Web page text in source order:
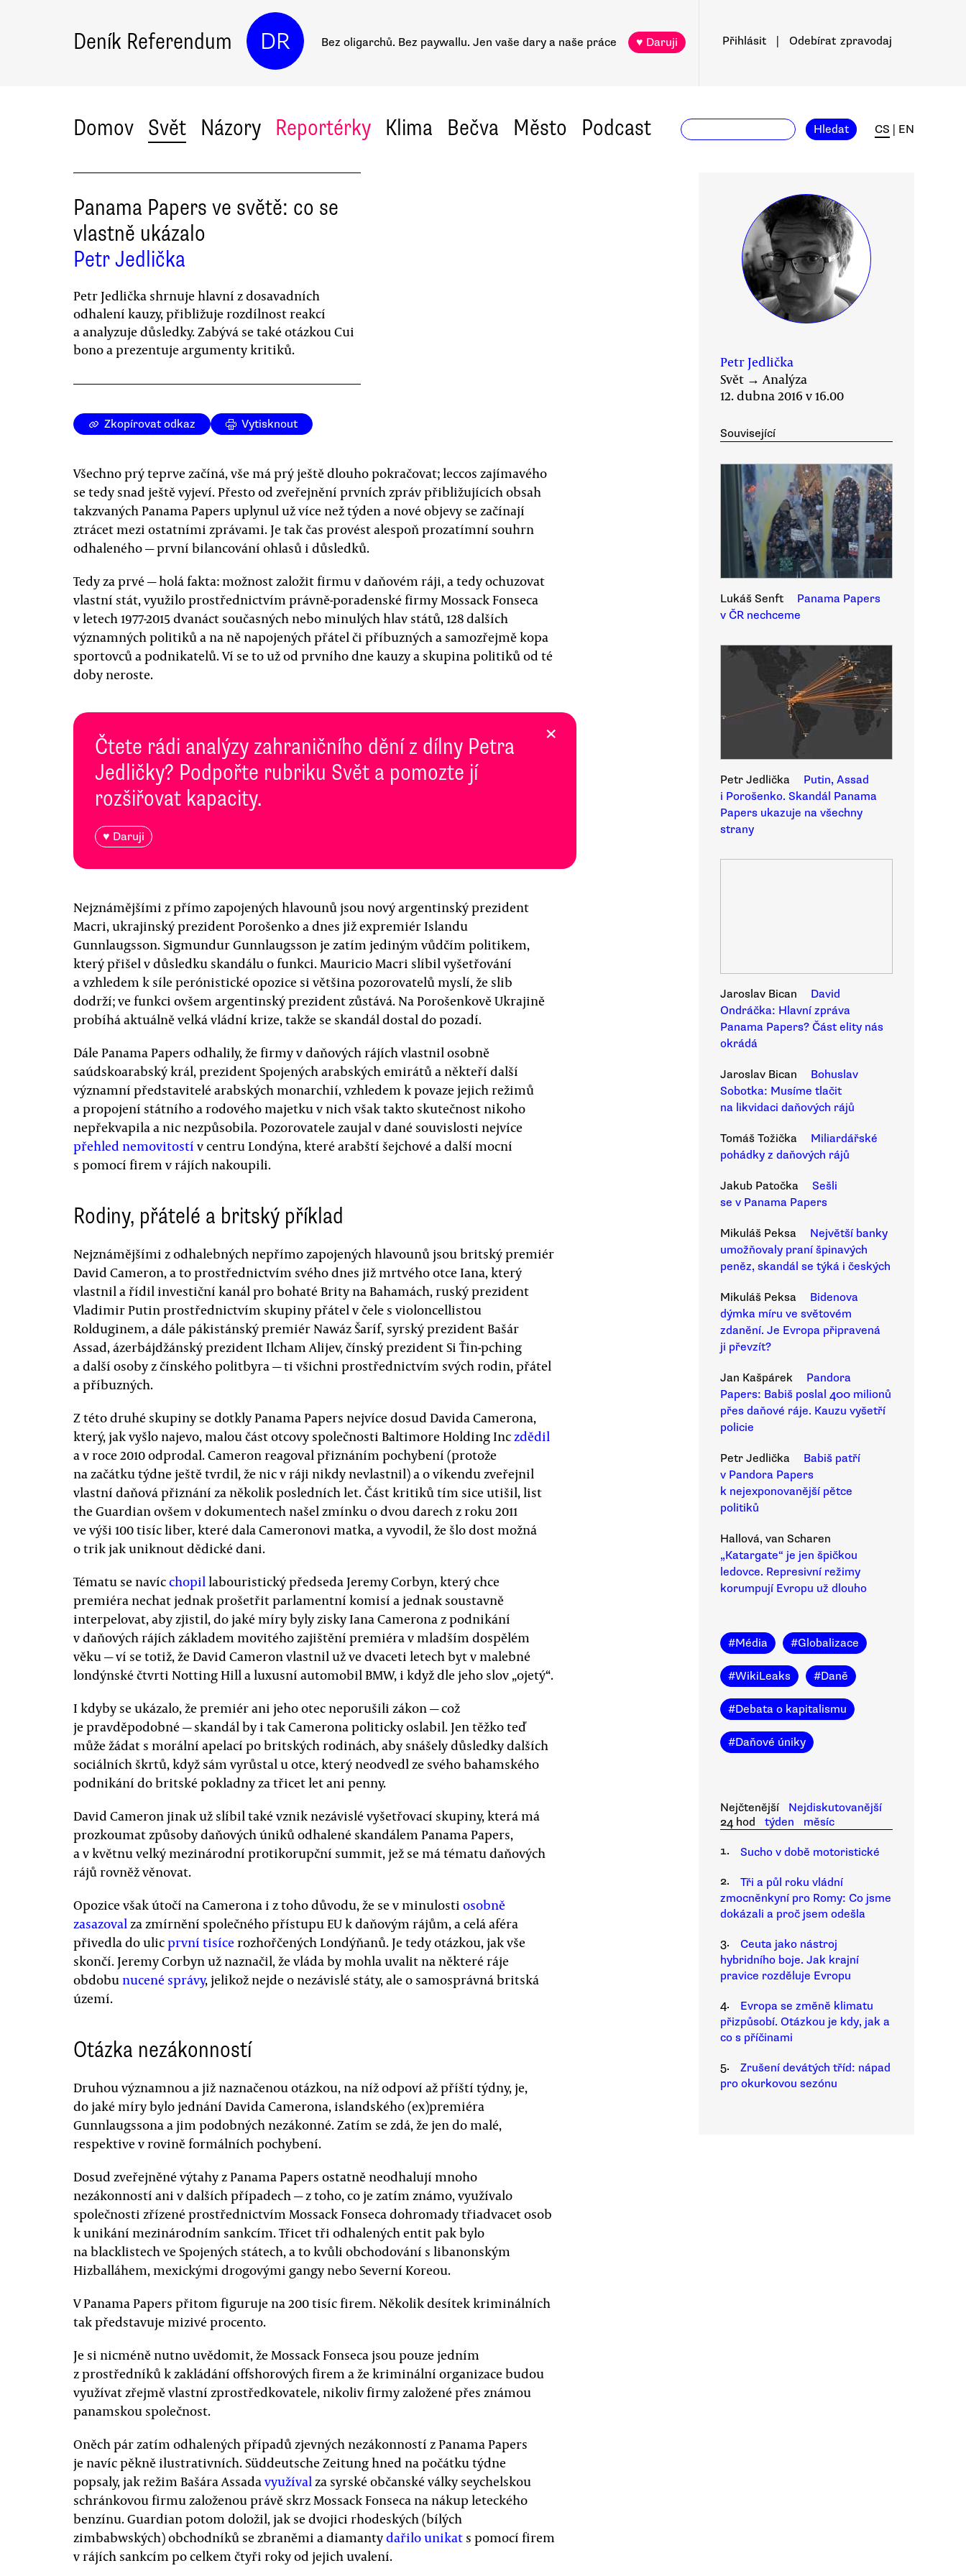
Deník Referendum DR Bez oligarchů. Bez paywallu. Jen vaše dary a naše práce ♥ Daruji Přihlásit Odebírat zpravodaj
Domov Svět Názory Reportérky Klima Bečva Město Podcast Hledat CS EN
Panama Papers ve světě: co se
vlastně ukázalo
Petr Jedlička
Petr Jedlička shrnuje hlavní z dosavadních
odhalení kauzy, přibližuje rozdílnost reakcí
a analyzuje důsledky. Zabývá se také otázkou Cui
bono a prezentuje argumenty kritiků.
Zkopírovat odkaz Vytisknout
Všechno prý teprve začíná, vše má prý ještě dlouho pokračovat; leccos zajímavého
se tedy snad ještě vyjeví. Přesto od zveřejnění prvních zpráv přibližujících obsah
takzvaných Panama Papers uplynul už více než týden a nové objevy se začínají
ztrácet mezi ostatními zprávami. Je tak čas provést alespoň prozatímní souhrn
odhaleného — první bilancování ohlasů i důsledků.
Tedy za prvé — holá fakta: možnost založit firmu v daňovém ráji, a tedy ochuzovat
vlastní stát, využilo prostřednictvím právně-poradenské firmy Mossack Fonseca
v letech 1977-2015 dvanáct současných nebo minulých hlav států, 128 dalších
významných politiků a na ně napojených přátel či příbuzných a samozřejmě kopa
sportovců a podnikatelů. Ví se to už od prvního dne kauzy a skupina politiků od té
doby neroste.
Čtete rádi analýzy zahraničního dění z dílny Petra
Jedličky? Podpořte rubriku Svět a pomozte jí
rozšiřovat kapacity.
♥ Daruji
×
Nejznámějšími z přímo zapojených hlavounů jsou nový argentinský prezident
Macri, ukrajinský prezident Porošenko a dnes již expremiér Islandu
Gunnlaugsson. Sigmundur Gunnlaugsson je zatím jediným vůdčím politikem,
který přišel v důsledku skandálu o funkci. Mauricio Macri slíbil vyšetřování
a vzhledem k síle perónistické opozice si většina pozorovatelů myslí, že slib
dodrží; ve funkci ovšem argentinský prezident zůstává. Na Porošenkově Ukrajině
probíhá aktuálně velká vládní krize, takže se skandál dostal do pozadí.
Dále Panama Papers odhalily, že firmy v daňových rájích vlastnil osobně
saúdskoarabský král, prezident Spojených arabských emirátů a někteří další
významní představitelé arabských monarchií, vzhledem k povaze jejich režimů
a propojení státního a rodového majetku v nich však takto skutečnost nikoho
nepřekvapila a nic nezpůsobila. Pozorovatele zaujal v dané souvislosti nejvíce
přehled nemovitostí v centru Londýna, které arabští šejchové a další mocní
s pomocí firem v rájích nakoupili.
Rodiny, přátelé a britský příklad
Nejznámějšími z odhalebných nepřímo zapojených hlavounů jsou britský premiér
David Cameron, a to prostřednictvím svého dnes již mrtvého otce Iana, který
vlastnil a řídil investiční kanál pro bohaté Brity na Bahamách, ruský prezident
Vladimir Putin prostřednictvím skupiny přátel v čele s violoncellistou
Rolduginem, a dále pákistánský premiér Nawáz Šaríf, syrský prezident Bašár
Assad, ázerbájdžánský prezident Ilcham Alijev, čínský prezident Si Ťin-pching
a další osoby z čínského politbyra — ti všichni prostřednictvím svých rodin, přátel
a příbuzných.
Z této druhé skupiny se dotkly Panama Papers nejvíce dosud Davida Camerona,
který, jak vyšlo najevo, malou část otcovy společnosti Baltimore Holding Inczdědil
a v roce 2010 odprodal. Cameron reagoval přiznáním pochybení (protože
na začátku týdne ještě tvrdil, že nic v ráji nikdy nevlastnil) a o víkendu zveřejnil
vlastní daňová přiznání za několik posledních let. Část kritiků tím sice utišil, list
the Guardian ovšem v dokumentech našel zmínku o dvou darech z roku 2011
ve výši 100 tisíc liber, které dala Cameronovi matka, a vyvodil, že šlo dost možná
o trik jak uniknout dědické dani.
Tématu se navícchopillabouristický předseda Jeremy Corbyn, který chce
premiéra nechat jednak prošetřit parlamentní komisí a jednak soustavně
interpelovat, aby zjistil, do jaké míry byly zisky Iana Camerona z podnikání
v daňových rájích základem movitého zajištění premiéra v mladším dospělém
věku — ví se totiž, že David Cameron vlastnil už ve dvaceti letech byt v malebné
londýnské čtvrti Notting Hill a luxusní automobil BMW, i když dle jeho slov „ojetý“.
I kdyby se ukázalo, že premiér ani jeho otec neporušili zákon — což
je pravděpodobné — skandál by i tak Camerona politicky oslabil. Jen těžko teď
může žádat s morální apelací po britských rodinách, aby snášely důsledky dalších
sociálních škrtů, když sám vyrůstal u otce, který neodvedl ze svého bahamského
podnikání do britské pokladny za třicet let ani penny.
David Cameron jinak už slíbil také vznik nezávislé vyšetřovací skupiny, která má
prozkoumat způsoby daňových úniků odhalené skandálem Panama Papers,
a v květnu velký mezinárodní protikorupční summit, jež se má tématu daňových
rájů rovněž věnovat.
Opozice však útočí na Camerona i z toho důvodu, že se v minulosti osobně
zasazovalza zmírnění společného přístupu EU k daňovým rájům, a celá aféra
přivedla do ulicprvní tisícerozhořčených Londýňanů. Je tedy otázkou, jak vše
skončí. Jeremy Corbyn už naznačil, že vláda by mohla uvalit na některé ráje
obdobunucené správy, jelikož nejde o nezávislé státy, ale o samosprávná britská
území.
Otázka nezákonností
Druhou významnou a již naznačenou otázkou, na níž odpoví až příští týdny, je,
do jaké míry bylo jednání Davida Camerona, islandského (ex)premiéra
Gunnlaugssona a jim podobných nezákonné. Zatím se zdá, že jen do malé,
respektive v rovině formálních pochybení.
Dosud zveřejněné výtahy z Panama Papers ostatně neodhalují mnoho
nezákonností ani v dalších případech — z toho, co je zatím známo, využívalo
společnosti zřízené prostřednictvím Mossack Fonseca dohromady třiadvacet osob
k unikání mezinárodním sankcím. Třicet tři odhalených entit pak bylo
na blacklistech ve Spojených státech, a to kvůli obchodování s libanonským
Hizballáhem, mexickými drogovými gangy nebo Severní Koreou.
V Panama Papers přitom figuruje na 200 tisíc firem. Několik desítek kriminálních
tak představuje mizivé procento.
Je si nicméně nutno uvědomit, že Mossack Fonseca jsou pouze jedním
z prostředníků k zakládání offshorových firem a že kriminální organizace budou
využívat zřejmě vlastní zprostředkovatele, nikoliv firmy založené přes známou
panamskou společnost.
Oněch pár zatím odhalených případů zjevných nezákonností z Panama Papers
je navíc pěkně ilustrativních. Süddeutsche Zeitung hned na počátku týdne
popsaly, jak režim Bašára Assadavyužívalza syrské občanské války seychelskou
schránkovou firmu založenou právě skrz Mossack Fonseca na nákup leteckého
benzínu. Guardian potom doložil, jak se dvojici rhodeských (bílých
zimbabwských) obchodníků se zbraněmi a diamantydařilo unikat s pomocí firem
v rájích sankcím po celkem čtyři roky od jejich uvalení.
Petr Jedlička
Svět →Analýza
12. dubna 2016 v 16.00
Související
Lukáš Senft
Panama Papers
v ČR nechceme
Petr Jedlička
Putin, Assad
i Porošenko. Skandál Panama
Papers ukazuje na všechny
strany
Jaroslav Bican
David
Ondráčka: Hlavní zpráva
Panama Papers? Část elity nás
okrádá
Jaroslav Bican
Bohuslav
Sobotka: Musíme tlačit
na likvidaci daňových rájů
Tomáš Tožička
Miliardářské
pohádky z daňových rájů
Jakub Patočka
Sešli
se v Panama Papers
Mikuláš Peksa
Největší banky
umožňovaly praní špinavých
peněz, skandál se týká i českých
Mikuláš Peksa
Bidenova
dýmka míru ve světovém
zdanění. Je Evropa připravená
ji převzít?
Jan Kašpárek
Pandora
Papers: Babiš poslal 400 milionů
přes daňové ráje. Kauzu vyšetří
policie
Petr Jedlička
Babiš patří
v Pandora Papers
k nejexponovanější pětce
politiků
Hallová, van Scharen
„Katargate“ je jen špičkou
ledovce. Represivní režimy
korumpují Evropu už dlouho
#Média #Globalizace
#WikiLeaks #Daně
#Debata o kapitalismu
#Daňové úniky
Nejčtenější
Nejdiskutovanější
24 hod
týden
měsíc
1.
Sucho v době motoristické
2.
Tři a půl roku vládní
zmocněnkyní pro Romy: Co jsme
dokázali a proč jsem odešla
3.
Ceuta jako nástroj
hybridního boje. Jak krajní
pravice rozděluje Evropu
4.
Evropa se změně klimatu
přizpůsobí. Otázkou je kdy, jak a
co s příčinami
5.
Zrušení devátých tříd: nápad
pro okurkovou sezónu